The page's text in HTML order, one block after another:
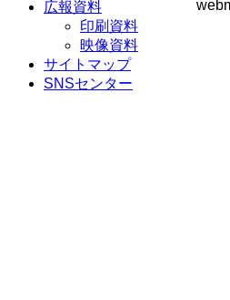
広報資料
印刷資料
映像資料
サイトマップ
SNSセンター